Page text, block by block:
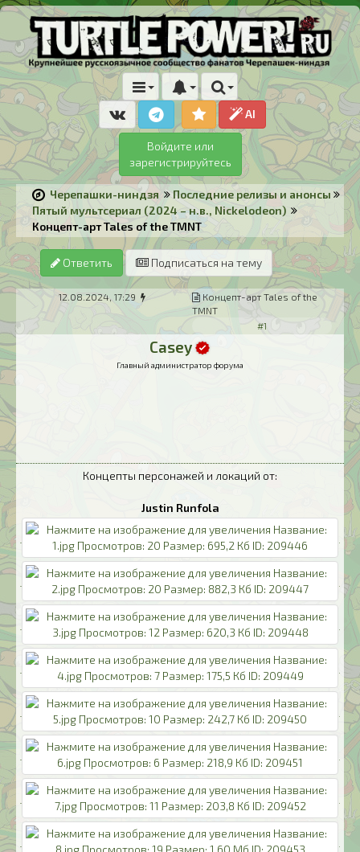
AI
Войдите или
зарегистрируйтесь
Черепашки-ниндзя
Последние релизы и анонсы
Пятый мультсериал (2024 – н.в., Nickelodeon)
Концепт-арт Tales of the TMNT
Ответить Подписаться на тему
12.08.2024, 17:29
Концепт-арт Tales of the
TMNT
#1
Casey
Главный администратор форума
Концепты персонажей и локаций от:
Justin Runfola